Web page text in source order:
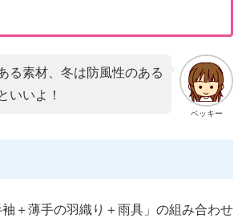
ベッキー
る素材、冬は防風性のある
いいよ！
＋薄手の羽織り＋雨具」の組み合わせ